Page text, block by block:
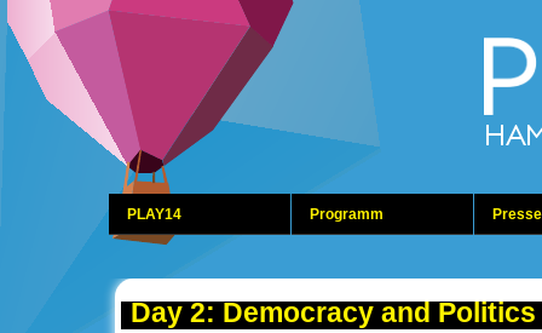
PLAY14 Programm Presse
Day 2: Democracy and